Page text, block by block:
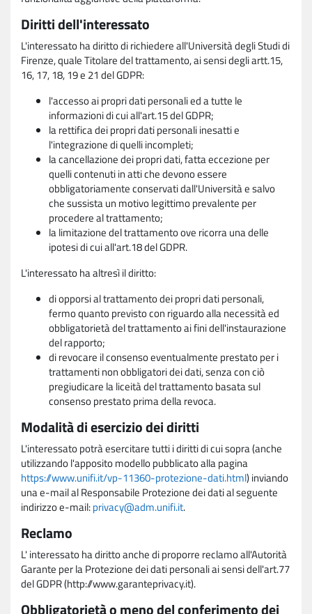
Diritti dell'interessato
L'interessato ha diritto di richiedere all'Università degli Studi di
Firenze, quale Titolare del trattamento, ai sensi degli artt.15,
16, 17, 18, 19 e 21 del GDPR:
l'accesso ai propri dati personali ed a tutte le
informazioni di cui all'art.15 del GDPR;
la rettifica dei propri dati personali inesatti e
l'integrazione di quelli incompleti;
la cancellazione dei propri dati, fatta eccezione per
quelli contenuti in atti che devono essere
obbligatoriamente conservati dall'Università e salvo
che sussista un motivo legittimo prevalente per
procedere al trattamento;
la limitazione del trattamento ove ricorra una delle
ipotesi di cui all'art.18 del GDPR.
L'interessato ha altresì il diritto:
di opporsi al trattamento dei propri dati personali,
fermo quanto previsto con riguardo alla necessità ed
obbligatorietà del trattamento ai fini dell'instaurazione
del rapporto;
di revocare il consenso eventualmente prestato per i
trattamenti non obbligatori dei dati, senza con ciò
pregiudicare la liceità del trattamento basata sul
consenso prestato prima della revoca.
Modalità di esercizio dei diritti
L'interessato potrà esercitare tutti i diritti di cui sopra (anche
utilizzando l'apposito modello pubblicato alla pagina
https://www.unifi.it/vp-11360-protezione-dati.html) inviando
una e-mail al Responsabile Protezione dei dati al seguente
indirizzo e-mail:privacy@adm.unifi.it.
Reclamo
L' interessato ha diritto anche di proporre reclamo all'Autorità
Garante per la Protezione dei dati personali ai sensi dell'art.77
del GDPR (http://www.garanteprivacy.it).
Obbligatorietà o meno del conferimento dei